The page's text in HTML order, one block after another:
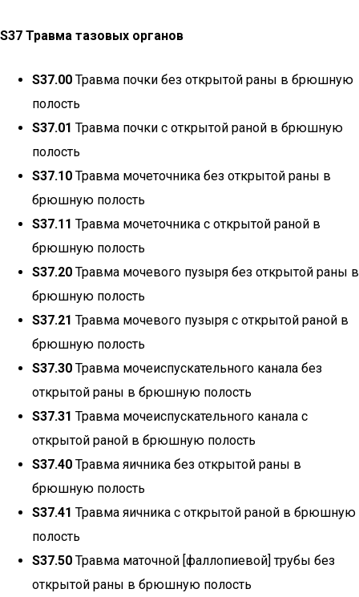
S37 Травма тазовых органов
S37.00 Травма почки без открытой раны в брюшную
полость
S37.01 Травма почки с открытой раной в брюшную
полость
S37.10 Травма мочеточника без открытой раны в
брюшную полость
S37.11 Травма мочеточника с открытой раной в
брюшную полость
S37.20 Травма мочевого пузыря без открытой раны в
брюшную полость
S37.21 Травма мочевого пузыря с открытой раной в
брюшную полость
S37.30 Травма мочеиспускательного канала без
открытой раны в брюшную полость
S37.31 Травма мочеиспускательного канала с
открытой раной в брюшную полость
S37.40 Травма яичника без открытой раны в
брюшную полость
S37.41 Травма яичника с открытой раной в брюшную
полость
S37.50 Травма маточной [фаллопиевой] трубы без
открытой раны в брюшную полость